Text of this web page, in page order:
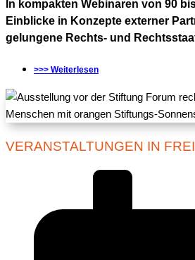
In kompakten Webinaren von 90
Einblicke in Konzepte externer
gelungene Rechts- und
>>> Weiterlesen
VERANSTALTUNGEN IN